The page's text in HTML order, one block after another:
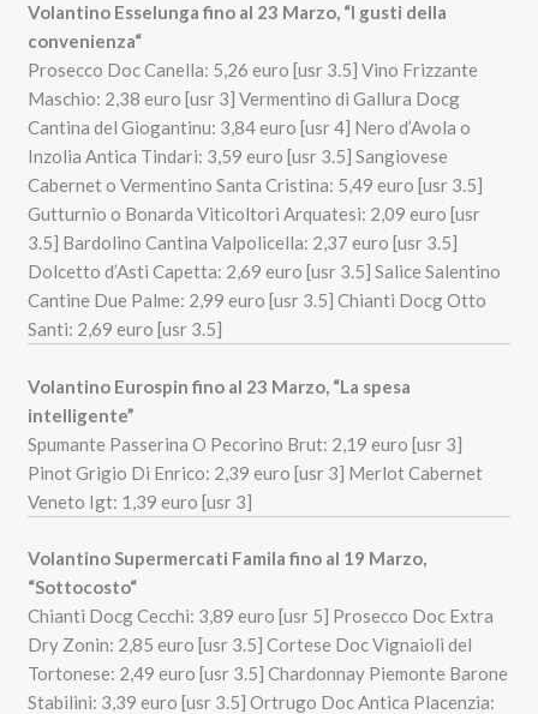
Volantino Esselunga fino al 23 Marzo, “I gusti della
convenienza“
Prosecco Doc Canella: 5,26 euro [usr 3.5] Vino Frizzante
Maschio: 2,38 euro [usr 3] Vermentino di Gallura Docg
Cantina del Giogantinu: 3,84 euro [usr 4] Nero d’Avola o
Inzolia Antica Tindari: 3,59 euro [usr 3.5] Sangiovese
Cabernet o Vermentino Santa Cristina: 5,49 euro [usr 3.5]
Gutturnio o Bonarda Viticoltori Arquatesi: 2,09 euro [usr
3.5] Bardolino Cantina Valpolicella: 2,37 euro [usr 3.5]
Dolcetto d’Asti Capetta: 2,69 euro [usr 3.5] Salice Salentino
Cantine Due Palme: 2,99 euro [usr 3.5] Chianti Docg Otto
Santi: 2,69 euro [usr 3.5]
Volantino Eurospin fino al 23 Marzo, “La spesa
intelligente”
Spumante Passerina O Pecorino Brut: 2,19 euro [usr 3]
Pinot Grigio Di Enrico: 2,39 euro [usr 3] Merlot Cabernet
Veneto Igt: 1,39 euro [usr 3]
Volantino Supermercati Famila fino al 19 Marzo,
“Sottocosto“
Chianti Docg Cecchi: 3,89 euro [usr 5] Prosecco Doc Extra
Dry Zonin: 2,85 euro [usr 3.5] Cortese Doc Vignaioli del
Tortonese: 2,49 euro [usr 3.5] Chardonnay Piemonte Barone
Stabilini: 3,39 euro [usr 3.5] Ortrugo Doc Antica Placenzia: